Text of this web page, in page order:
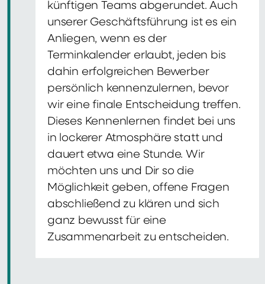
künftigen Teams abgerundet. Auch
unserer Geschäftsführung ist es ein
Anliegen, wenn es der
Terminkalender erlaubt, jeden bis
dahin erfolgreichen Bewerber
persönlich kennenzulernen, bevor
wir eine finale Entscheidung treffen.
Dieses Kennenlernen findet bei uns
in lockerer Atmosphäre statt und
dauert etwa eine Stunde. Wir
möchten uns und Dir so die
Möglichkeit geben, offene Fragen
abschließend zu klären und sich
ganz bewusst für eine
Zusammenarbeit zu entscheiden.